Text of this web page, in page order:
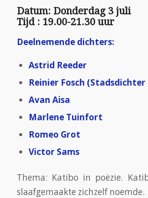
Datum: Donderdag 3 juli
Tijd : 19.00-21.30 uur
Deelnemende dichters:
Astrid Reeder
Reinier Fosch
Avan Aisa
Marlene Tuinfort
Romeo Grot
Victor Sams
Thema: Katibo in poëzie.
slaafgemaakte zichzelf noemde.